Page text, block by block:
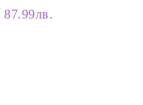
87.99лв.